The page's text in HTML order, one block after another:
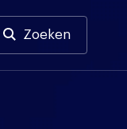
Zoeken